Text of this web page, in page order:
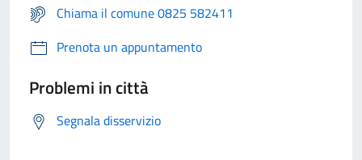
Chiama il comune 0825 582411
Prenota un appuntamento
Problemi in città
Segnala disservizio